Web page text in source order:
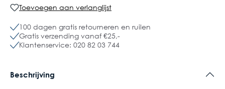
Toevoegen aan verlanglijst
100 dagen gratis retourneren en ruilen
Gratis verzending vanaf €25,-
Klantenservice: 020 82 03 744
Beschrijving